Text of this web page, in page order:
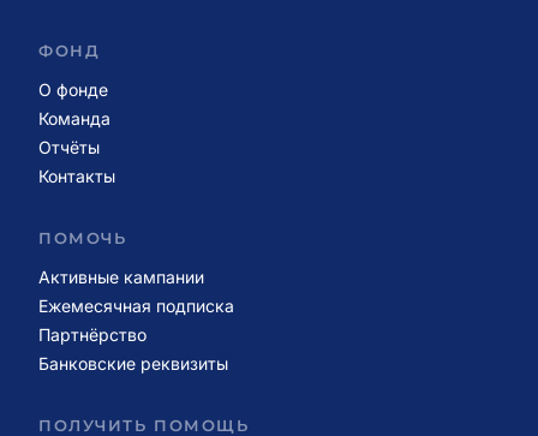
ФОНД
О фонде
Команда
Отчёты
Контакты
ПОМОЧЬ
Активные кампании
Ежемесячная подписка
Партнёрство
Банковские реквизиты
ПОЛУЧИТЬ ПОМОЩЬ